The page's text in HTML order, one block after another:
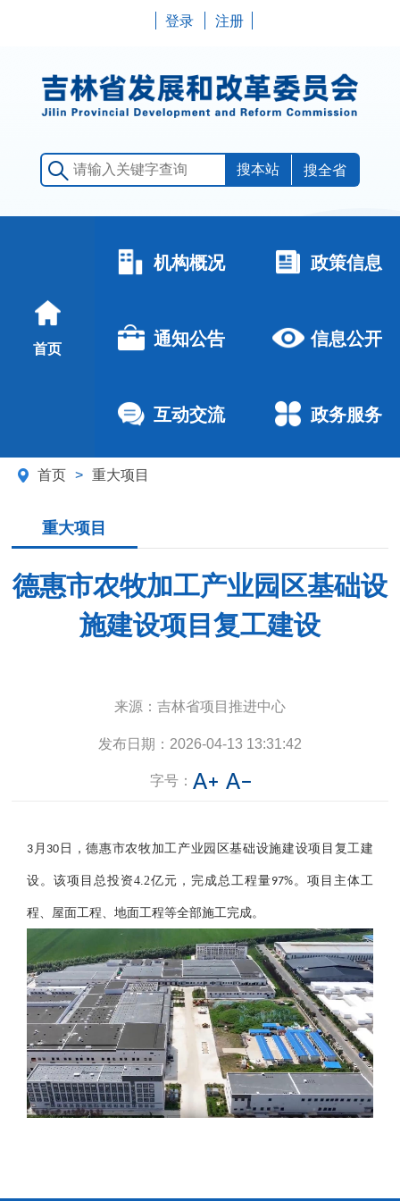
登录 注册
搜全省
首页
机构概况 政策信息
通知公告 信息公开
互动交流 政务服务
首页 > 重大项目
重大项目
德惠市农牧加工产业园区基础设
施建设项目复工建设
来源： 吉林省项目推进中心
发布日期： 2026-04-13 13:31:42
字号：
3月 30 日，德惠市农牧加工产业园区基础设施建设项目 复工建
设。该项目总投资4.2亿元， 完成总工程量97% 。项目主体工
程、屋面工程、地面工程等全部施工完成。